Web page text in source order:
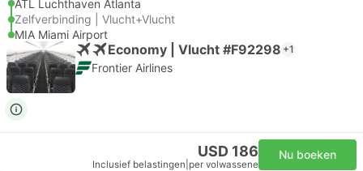
ATL Luchthaven Atlanta
Zelfverbinding | Vlucht+Vlucht
MIA Miami Airport
Economy | Vlucht #F92298 +1
Frontier Airlines
USD 186
Inclusief belastingen per volwassene
Nu boeken